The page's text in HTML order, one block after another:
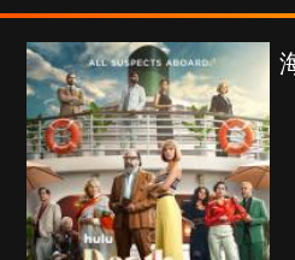
海上密室謀殺案